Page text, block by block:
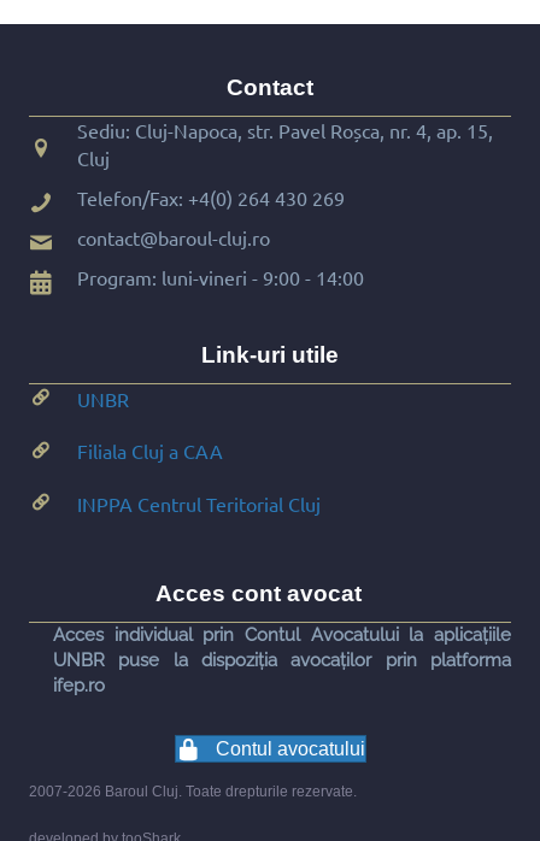
Contact
Sediu: Cluj-Napoca, str. Pavel Roșca, nr. 4, ap. 15,
Cluj
Telefon/Fax: +4(0) 264 430 269
contact@baroul-cluj.ro
Program: luni-vineri - 9:00 - 14:00
Link-uri utile
UNBR
Filiala Cluj a CAA
INPPA Centrul Teritorial Cluj
Acces cont avocat
Acces individual prin Contul Avocatului la aplicațiile
UNBR puse la dispoziția avocaților prin platforma
ifep.ro
Contul avocatului
2007-2026 Baroul Cluj. Toate drepturile rezervate.